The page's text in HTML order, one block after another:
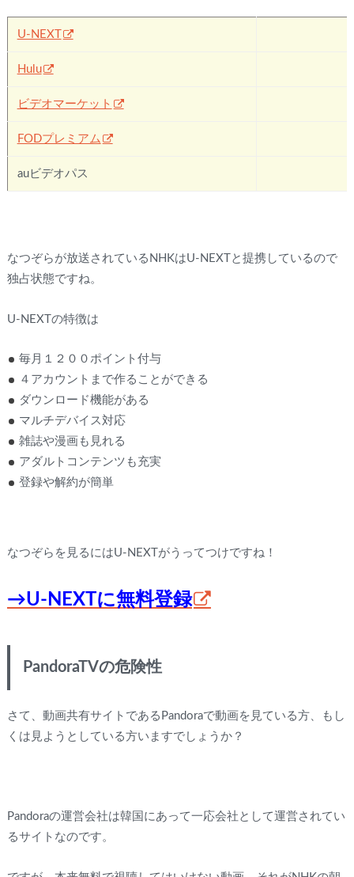
U-NEXT
Hulu
ビデオマーケット
FODプレミアム
auビデオパス
なつぞらが放送されているNHKはU-NEXTと提携しているので
独占状態ですね。
U-NEXTの特徴は
毎月１２００ポイント付与
４アカウントまで作ることができる
ダウンロード機能がある
マルチデバイス対応
雑誌や漫画も見れる
アダルトコンテンツも充実
登録や解約が簡単
なつぞらを見るにはU-NEXTがうってつけですね！
→U-NEXTに無料登録
PandoraTVの危険性
さて、動画共有サイトであるPandoraで動画を見ている方、もし
くは見ようとしている方いますでしょうか？
Pandoraの運営会社は韓国にあって一応会社として運営されてい
るサイトなのです。